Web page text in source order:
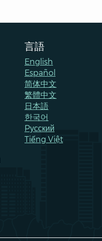
言語
English
Español
简体中文
繁體中文
日本語
한국어
Pусский
Tiếng Việt